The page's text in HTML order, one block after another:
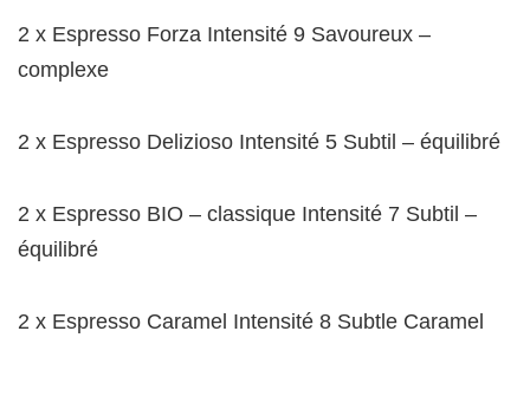
2 x Espresso Forza Intensité 9 Savoureux –
complexe
2 x Espresso Delizioso Intensité 5 Subtil – équilibré
2 x Espresso BIO – classique Intensité 7 Subtil –
équilibré
2 x Espresso Caramel Intensité 8 Subtle Caramel